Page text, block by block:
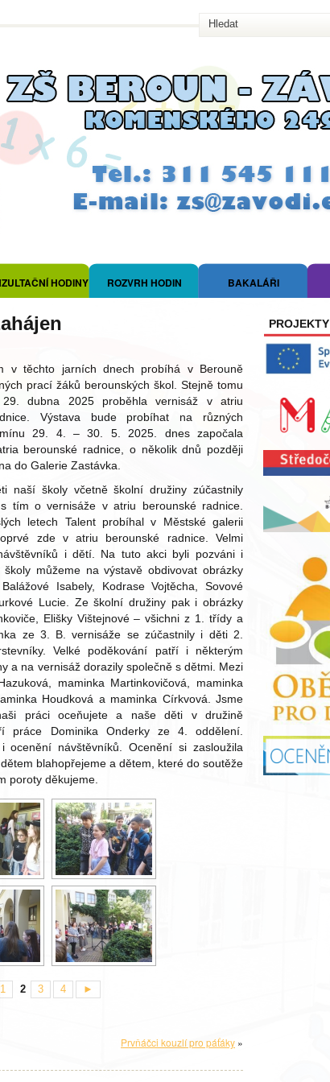
HODINY ROZVRH HODIN BAKALÁŘI
v těchto jarních dnech probíhá v Berouně
prací žáků berounských škol. Stejně tomu
dubna 2025 proběhla vernisáž v atriu
Výstava bude probíhat na různých
29. 4. – 30. 5. 2025. dnes započala
berounské radnice, o několik dnů později
do Galerie Zastávka.
naší školy včetně školní družiny zúčastnily
tím o vernisáže v atriu berounské radnice.
letech Talent probíhal v Městské galerii
zde v atriu berounské radnice. Velmi
i dětí. Na tuto akci byli pozváni i
můžeme na výstavě obdivovat obrázky
Isabely, Kodrase Vojtěcha, Sovové
Lucie. Ze školní družiny pak i obrázky
Elišky Vištejnové – všichni z 1. třídy a
ze 3. B. vernisáže se zúčastnily i děti 2.
Velké poděkování patří i některým
a na vernisáž dorazily společně s dětmi. Mezi
maminka Martinkovičová, maminka
Houdková a maminka Církvová. Jsme
práci oceňujete a naše děti v družině
práce Dominika Onderky ze 4. oddělení.
návštěvníků. Ocenění si zasloužila
blahopřejeme a dětem, které do soutěže
poroty děkujeme.
1 2 3 4 ►
Prvňáčci kouzlí pro páťáky »
PROJEKTY